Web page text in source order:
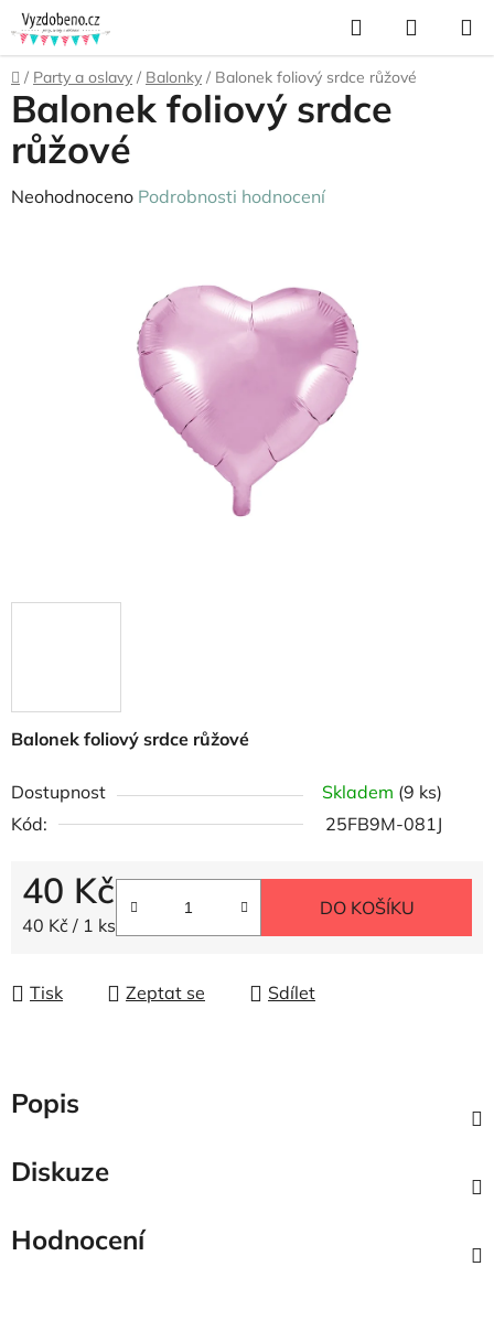
Přejít
na
obsah
Hledat
KOŠÍK
Domů
/ Party a oslavy / Balonky / Balonek foliový srdce růžové
Balonek foliový srdce růžové
Dostupnost Skladem (9 ks)
Kód:
25FB9M-081J
40 Kč
Měrná cena:
40 Kč / 1 ks
DO KOŠÍKU
Tisk Zeptat se Sdílet
Balonek foliový srdce
růžové
Průměrné
Neohodnoceno Podrobnosti hodnocení
Popis
Diskuze
Hodnocení